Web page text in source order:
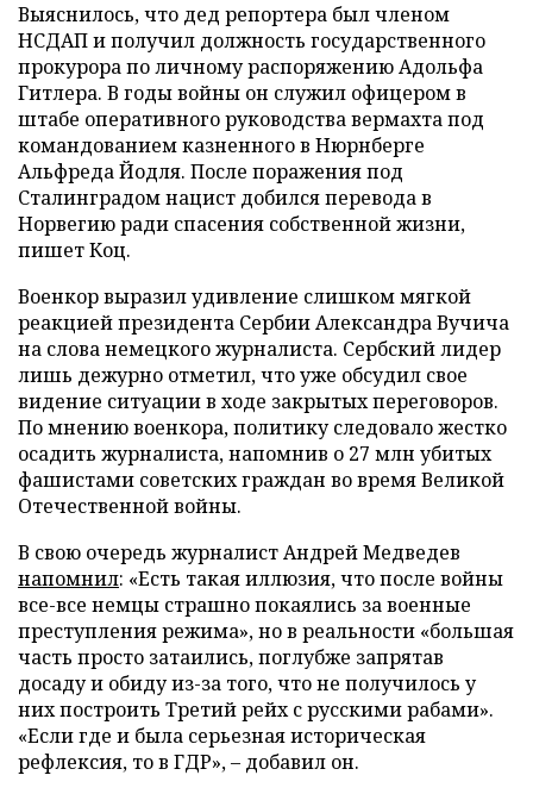
Выяснилось, что дед репортера был членом
НСДАП и получил должность государственного
прокурора по личному распоряжению Адольфа
Гитлера. В годы войны он служил офицером в
штабе оперативного руководства вермахта под
командованием казненного в Нюрнберге
Альфреда Йодля. После поражения под
Сталинградом нацист добился перевода в
Норвегию ради спасения собственной жизни,
пишет Коц.
Военкор выразил удивление слишком мягкой
реакцией президента Сербии Александра Вучича
на слова немецкого журналиста. Сербский лидер
лишь дежурно отметил, что уже обсудил свое
видение ситуации в ходе закрытых переговоров.
По мнению военкора, политику следовало жестко
осадить журналиста, напомнив о 27 млн убитых
фашистами советских граждан во время Великой
Отечественной войны.
В свою очередь журналист Андрей Медведев
напомнил: «Есть такая иллюзия, что после войны
все-все немцы страшно покаялись за военные
преступления режима», но в реальности «большая
часть просто затаились, поглубже запрятав
досаду и обиду из-за того, что не получилось у
них построить Третий рейх с русскими рабами».
«Если где и была серьезная историческая
рефлексия, то в ГДР», – добавил он.